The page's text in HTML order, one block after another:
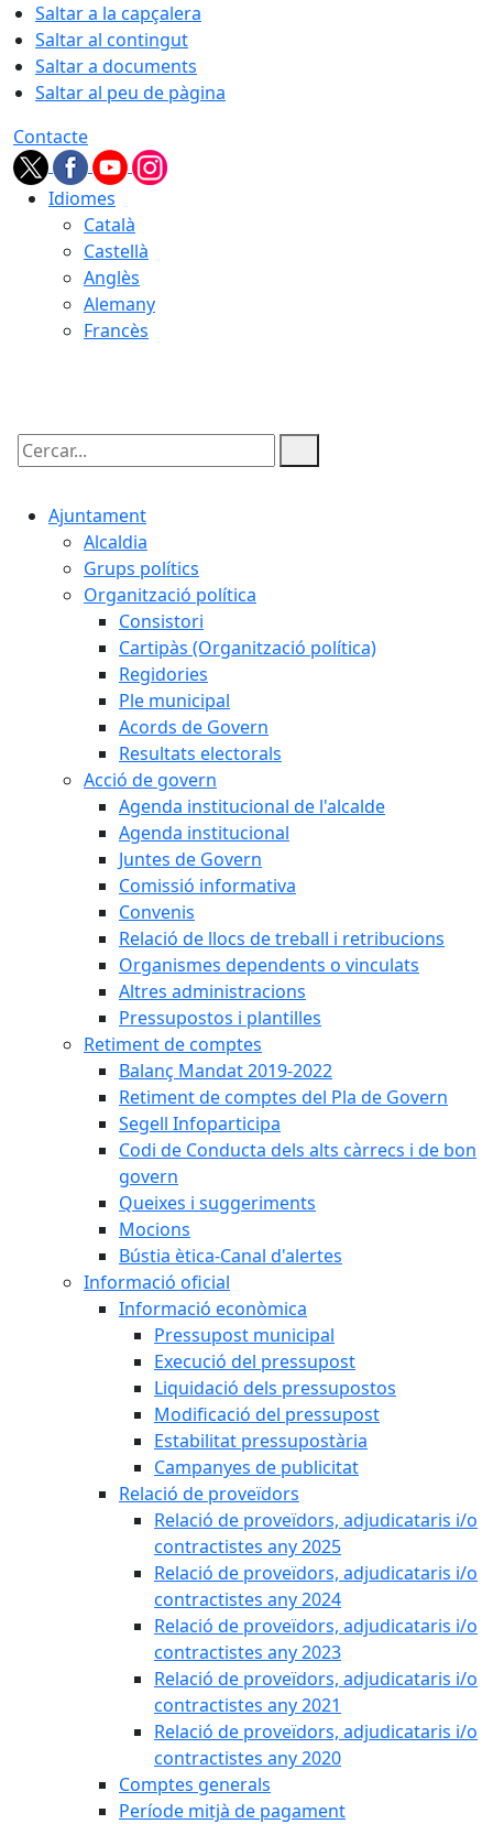
Saltar a la capçalera
Saltar al contingut
Saltar a documents
Saltar al peu de pàgina
Contacte
Idiomes
Català
Castellà
Anglès
Alemany
Francès
Cercar:
Ajuntament
Alcaldia
Grups polítics
Organització política
Consistori
Cartipàs (Organització política)
Regidories
Ple municipal
Acords de Govern
Resultats electorals
Acció de govern
Agenda institucional de l'alcalde
Agenda institucional
Juntes de Govern
Comissió informativa
Convenis
Relació de llocs de treball i retribucions
Organismes dependents o vinculats
Altres administracions
Pressupostos i plantilles
Retiment de comptes
Balanç Mandat 2019-2022
Retiment de comptes del Pla de Govern
Segell Infoparticipa
Codi de Conducta dels alts càrrecs i de bon
govern
Queixes i suggeriments
Mocions
Bústia ètica-Canal d'alertes
Informació oficial
Informació econòmica
Pressupost municipal
Execució del pressupost
Liquidació dels pressupostos
Modificació del pressupost
Estabilitat pressupostària
Campanyes de publicitat
Relació de proveïdors
Relació de proveïdors, adjudicataris i/o
contractistes any 2025
Relació de proveïdors, adjudicataris i/o
contractistes any 2024
Relació de proveïdors, adjudicataris i/o
contractistes any 2023
Relació de proveïdors, adjudicataris i/o
contractistes any 2021
Relació de proveïdors, adjudicataris i/o
contractistes any 2020
Comptes generals
Període mitjà de pagament